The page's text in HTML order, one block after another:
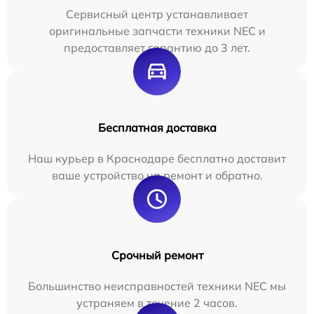
Сервисный центр устанавливает
оригинальные запчасти техники NEC и
предоставляет гарантию до 3 лет.
Бесплатная доставка
Наш курьер в Краснодаре бесплатно доставит
ваше устройство на ремонт и обратно.
Срочный ремонт
Большинство неисправностей техники NEC мы
устраняем в течение 2 часов.